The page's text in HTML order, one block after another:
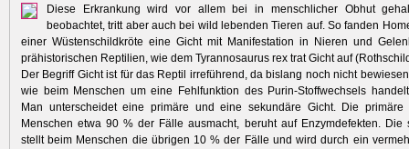
Diese Erkrankung wird vor allem bei in menschlicher Obhut
beobachtet, tritt aber auch bei wild lebenden Tieren auf. So fanden
einer Wüstenschildkröte eine Gicht mit Manifestation in Nieren und
prähistorischen Reptilien, wie dem Tyrannosaurus rex trat Gicht auf
Der Begriff Gicht ist für das Reptil irreführend, da bislang noch nicht
wie beim Menschen um eine Fehlfunktion des Purin-Stoffwechsels
Man unterscheidet eine primäre und eine sekundäre Gicht. Die
Menschen etwa 90 % der Fälle ausmacht, beruht auf Enzymdefekten. Die
stellt beim Menschen die übrigen 10 % der Fälle und wird durch ein